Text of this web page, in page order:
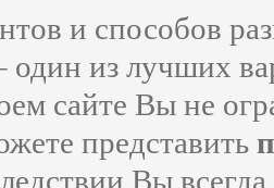
и способов
один из лучших
сайте Вы не
представить
Вы